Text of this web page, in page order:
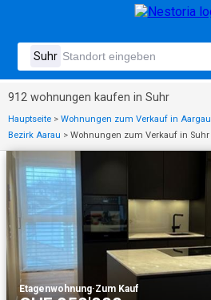
912 wohnungen kaufen in Suhr
Hauptseite > Wohnungen zum Verkauf in Aargau
Bezirk Aarau > Wohnungen zum Verkauf in Suhr
Etagenwohnung·Zum Kauf